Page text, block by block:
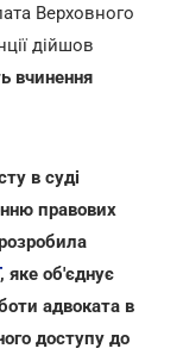
Верховного
дійшов
вчинення
в суді
правових
, яке об'єднує
адвоката в
доступу до